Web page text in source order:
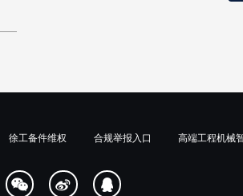
徐工备件维权 合规举报入口 高端工程机械
  